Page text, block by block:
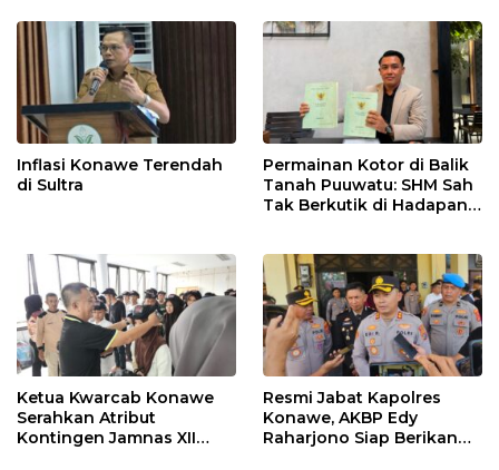
Inflasi Konawe Terendah
di Sultra
Permainan Kotor di Balik
Tanah Puuwatu: SHM Sah
Tak Berkutik di Hadapan
Ketua Kwarcab Konawe
Serahkan Atribut
Kontingen Jamnas XII
Resmi Jabat Kapolres
Konawe, AKBP Edy
Raharjono Siap Berikan